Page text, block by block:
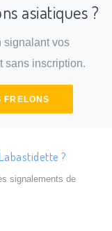
asiatiques ?
signalant vos
sans inscription.
FRELONS
?
signalements de